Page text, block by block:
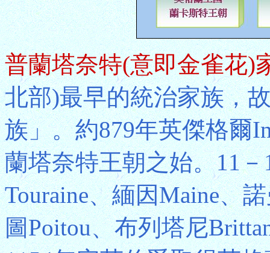
普蘭塔奈特(意即金雀花)
北部)最早的統治家族，
族」。約879年英傑格爾
蘭塔奈特王朝之始。11
Touraine、緬因Maine、
圖Poitou、布列塔尼